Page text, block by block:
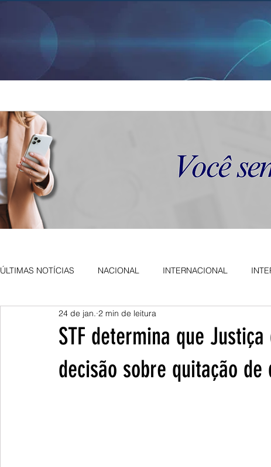
ÚLTIMAS NOTÍCIAS NACIONAL INTERNACIONAL
AGRO NEWS DESTAQUE
STF determina que
decisão sobre quitação
24 de jan. 2 min de leitura